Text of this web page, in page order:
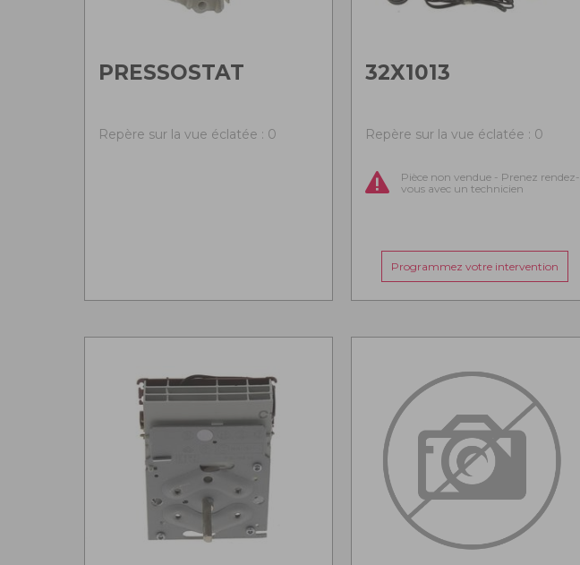
PRESSOSTAT
Repère sur la vue éclatée : 0
32X1013
Repère sur la vue éclatée : 0
Pièce non vendue - Prenez rendez-
vous avec un technicien
Programmez votre intervention